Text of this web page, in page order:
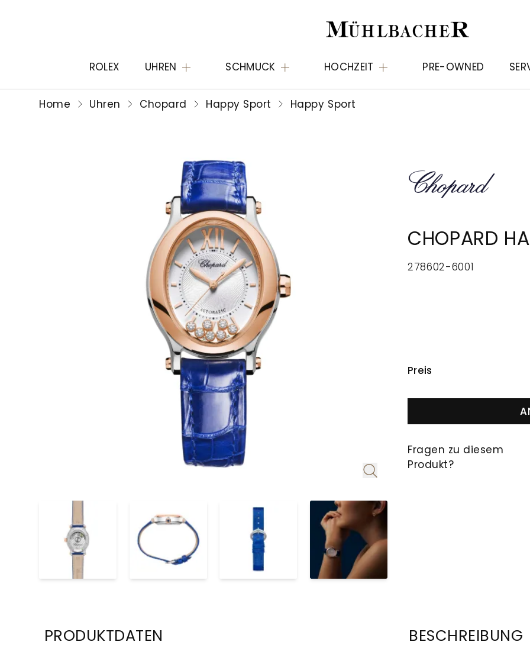
ROLEX UHREN SCHMUCK HOCHZEIT PRE-OWNED
Home Uhren Chopard Happy Sport Happy Sport
CHOPARD
278602-6001
Preis
Fragen zu diesem
Produkt?
PRODUKTDATEN BESCHREIBUNG